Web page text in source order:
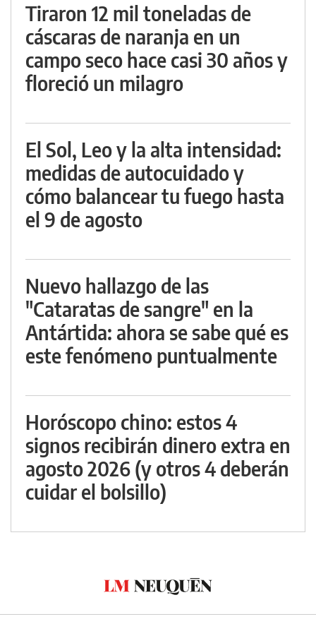
Tiraron 12 mil toneladas de
cáscaras de naranja en un
campo seco hace casi 30 años y
floreció un milagro
El Sol, Leo y la alta intensidad:
medidas de autocuidado y
cómo balancear tu fuego hasta
el 9 de agosto
Nuevo hallazgo de las
"Cataratas de sangre" en la
Antártida: ahora se sabe qué es
este fenómeno puntualmente
Horóscopo chino: estos 4
signos recibirán dinero extra en
agosto 2026 (y otros 4 deberán
cuidar el bolsillo)